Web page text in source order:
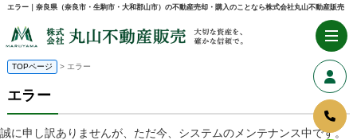
エラー｜奈良県（奈良市・生駒市・大和郡山市）の不動産売却・購入のことなら株式会社丸山不動産販売
TOPページ > エラー
エラー
誠に申し訳ありませんが、ただ今、システムのメンテナンス中です。